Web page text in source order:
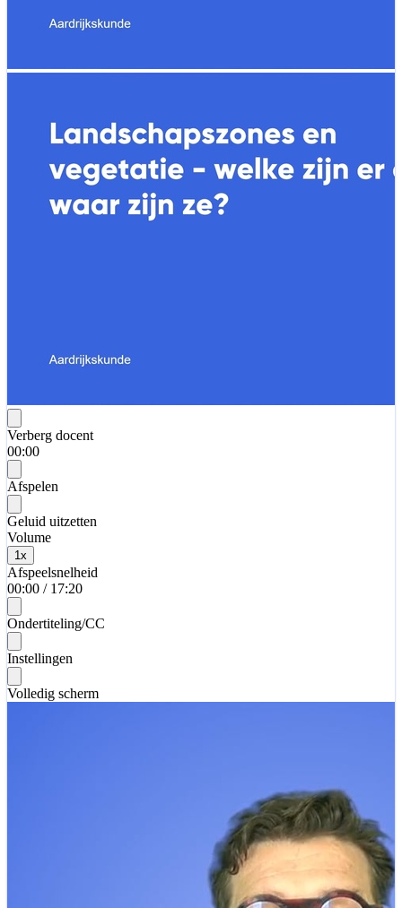
Verberg docent
00:00
Afspelen
Geluid uitzetten
Volume
1x
Afspeelsnelheid
00:00 / 17:20
Ondertiteling/CC
Instellingen
Volledig scherm